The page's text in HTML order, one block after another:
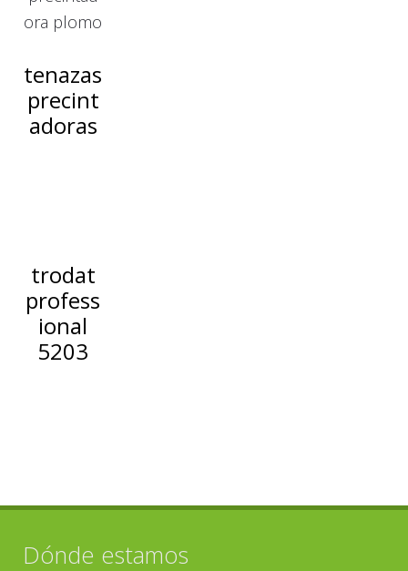
tenazas
precint
adoras
trodat
profess
ional
5203
Dónde estamos